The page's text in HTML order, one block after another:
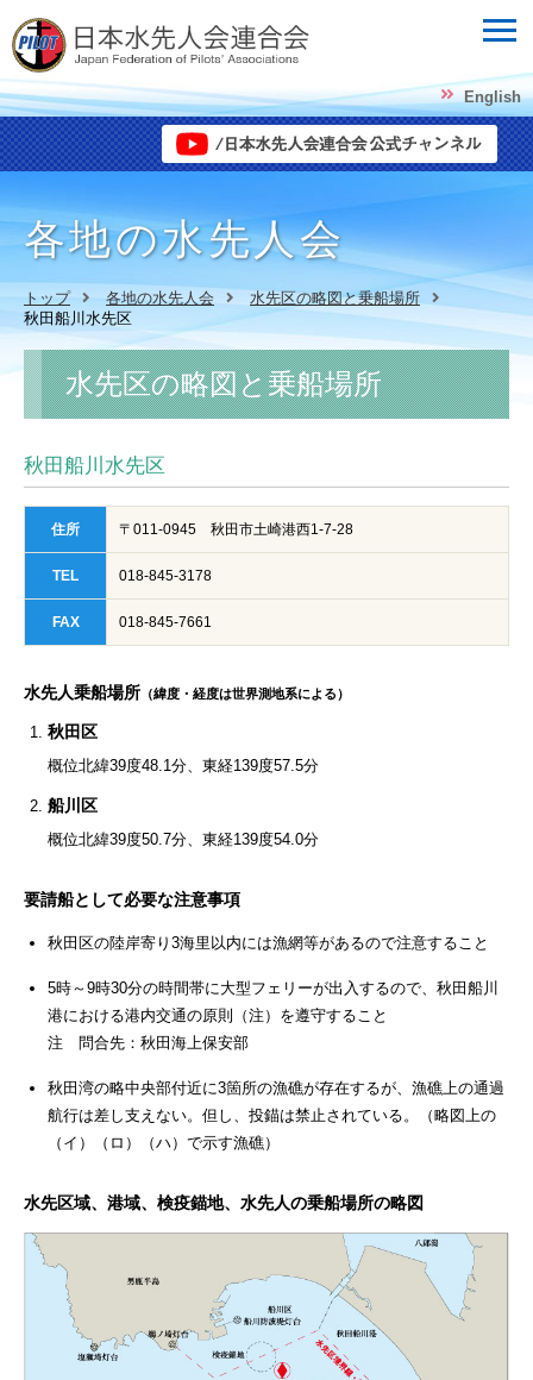
English
各地の水先人会
トップ 各地の水先人会
水先区の略図と乗船場所
秋田船川水先区
水先区の略図と乗船場所
秋田船川水先区
住所 〒011-0945 秋田市土崎港西1-7-28
TEL 018-845-3178
FAX 018-845-7661
水先人乗船場所 （緯度・経度は世界測地系による）
秋田区
概位北緯39度48.1分、東経139度57.5分
船川区
概位北緯39度50.7分、東経139度54.0分
要請船として必要な注意事項
秋田区の陸岸寄り3海里以内には漁網等があるので注意すること
5時～9時30分の時間帯に大型フェリーが出入するので、秋田船川
港における港内交通の原則（注）を遵守すること
注 問合先：秋田海上保安部
秋田湾の略中央部付近に3箇所の漁礁が存在するが、漁礁上の通過
航行は差し支えない。但し、投錨は禁止されている。（略図上の
（イ）（ロ）（ハ）で示す漁礁）
水先区域、港域、検疫錨地、水先人の乗船場所の略図